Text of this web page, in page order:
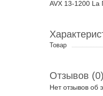
AVX 13-1200 La
Товар
Отзывов (0)
Нет отзывов об